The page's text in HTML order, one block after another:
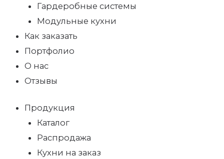
Гардеробные системы
Модульные кухни
Как заказать
Портфолио
О нас
Отзывы
Продукция
Каталог
Распродажа
Кухни на заказ